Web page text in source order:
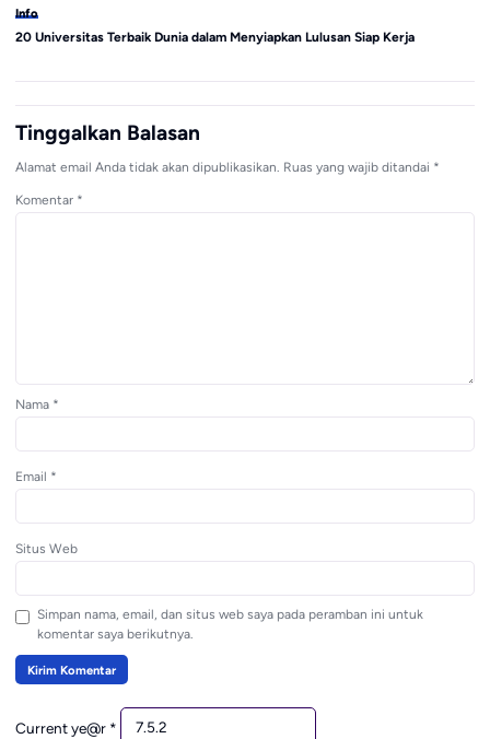
Info
20 Universitas Terbaik Dunia dalam Menyiapkan Lulusan Siap Kerja
Tinggalkan Balasan
Alamat email Anda tidak akan dipublikasikan. Ruas yang wajib ditandai *
Komentar *
Nama *
Email *
Situs Web
Simpan nama, email, dan situs web saya pada peramban ini untuk
komentar saya berikutnya.
Current ye@r *